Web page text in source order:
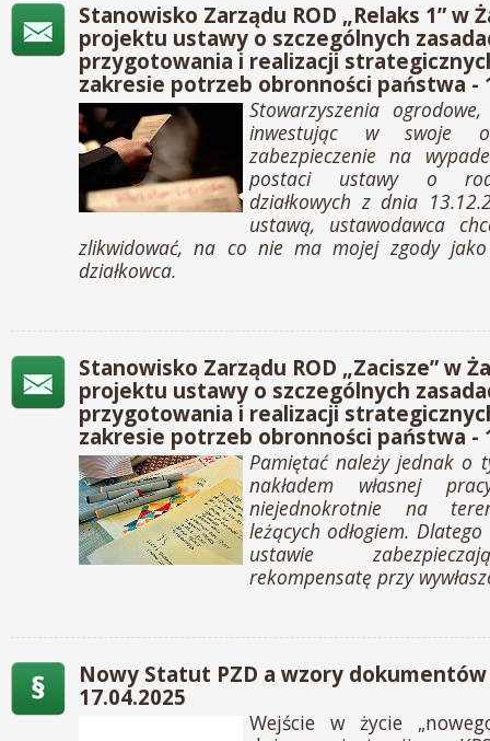
Stanowisko Zarządu ROD „Relaks 1” w
projektu ustawy o szczególnych
przygotowania i realizacji
zakresie potrzeb obronności państwa -
Stowarzyszenia
inwestując w swoje
zabezpieczenie na
postaci ustawy o
działkowych z dnia
ustawą, ustawodawca
zlikwidować, na co nie ma mojej zgody
działkowca.
Stanowisko Zarządu ROD „Zacisze” w
projektu ustawy o szczególnych
przygotowania i realizacji
zakresie potrzeb obronności państwa -
Pamiętać należy jednak o
nakładem własnej
niejednokrotnie na
leżących odłogiem.
ustawie
rekompensatę przy
Nowy Statut PZD a wzory dokumentów
17.04.2025
Wejście w życie